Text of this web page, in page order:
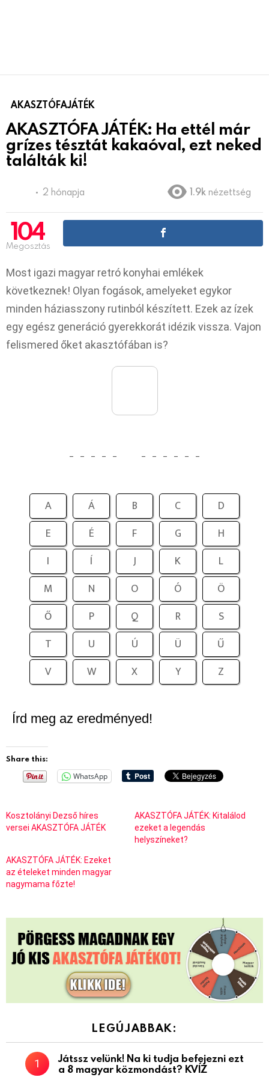
AKASZTÓFAJÁTÉK
AKASZTÓFA JÁTÉK: Ha ettél már
grízes tésztát kakaóval, ezt neked
találták ki!
2 hónapja 1.9k nézettség
104
Megosztás
Most igazi magyar retró konyhai emlékek
következnek! Olyan fogások, amelyeket egykor
minden háziasszony rutinból készített. Ezek az ízek
egy egész generáció gyerekkorát idézik vissza. Vajon
felismered őket akasztófában is?
A Á B C
D
E
É F G
H
I
Í J K
L
M
N O Ó
Ö
Ő
P Q R
S
T
U Ú Ü
Ű
V
W X Y Z
Írd meg az eredményed!
Share this:
WhatsApp
Kosztolányi Dezső híres
versei AKASZTÓFA JÁTÉK
AKASZTÓFA JÁTÉK: Kitalálod
ezeket a legendás
helyszíneket?
AKASZTÓFA JÁTÉK: Ezeket
az ételeket minden magyar
nagymama főzte!
LEGÚJABBAK:
Játssz velünk! Na ki tudja befejezni ezt
a 8 magyar közmondást? KVÍZ